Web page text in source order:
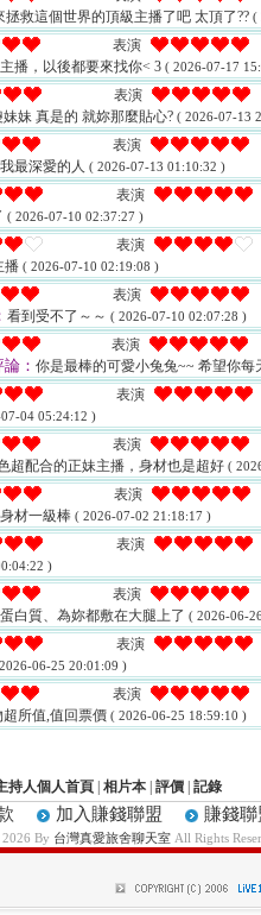
拯救這個世界的頂級主播了吧 太頂了?? (
表演
播，以後都要來找你< 3 ( 2026-07-17
表演
妹妹 真是的 就妳那麼貼心? ( 2026-07-13
表演
最深愛的人 ( 2026-07-13 01:10:32 )
表演
( 2026-07-10 02:37:27 )
表演
播 ( 2026-07-10 02:19:08 )
表演
看到受不了～～ ( 2026-07-10 02:07:28 )
表演
： 你是最棒的可愛小兔兔~~ 希望你每
表演
04 05:24:12 )
表演
超配合的正妹主播，身材也是超好 (
表演
材一級棒 ( 2026-07-02 21:18:17 )
表演
)
表演
白質、為妳都敷在大腿上了 ( 2026-06-
表演
06-25 20:01:09 )
表演
超所值,值回票價 ( 2026-06-25 18:59:10 )
持人個人首頁 相片本 評價 記錄
加入賺錢聯盟 賺錢
By 台灣真愛旅舍聊天室 All Rights